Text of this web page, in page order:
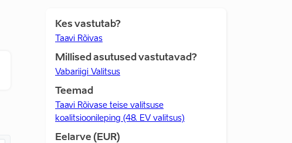
Kes vastutab?
Taavi Rõivas
Millised asutused vastutavad?
Vabariigi Valitsus
Teemad
Taavi Rõivase teise valitsuse
koalitsioonileping (48. EV valitsus)
Eelarve (EUR)